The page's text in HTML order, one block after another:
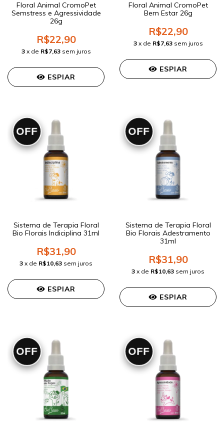
Floral Animal CromoPet
Semstress e Agressividade
26g
R$22,90
3 x de R$7,63 sem juros
ESPIAR
Floral Animal CromoPet
Bem Estar 26g
R$22,90
3 x de R$7,63 sem juros
ESPIAR
OFF
Sistema de Terapia Floral
Bio Florais Indiciplina 31ml
R$31,90
3 x de R$10,63 sem juros
ESPIAR
OFF
Sistema de Terapia Floral
Bio Florais Adestramento
31ml
R$31,90
3 x de R$10,63 sem juros
ESPIAR
OFF OFF